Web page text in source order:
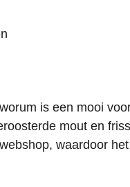
is een mooi
mout en
waardoor